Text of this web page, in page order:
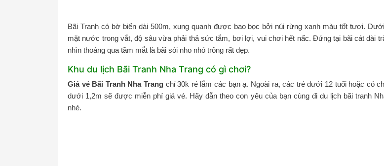
Bãi Tranh có bờ biển dài 500m, xung quanh được bao bọc bởi núi rừng xanh màu tốt tươi.
mặt nước trong vắt, độ sâu vừa phải thả sức tắm, bơi lợi, vui chơi hết nấc. Đứng tại bãi cát dài
nhìn thoáng qua tầm mắt là bãi sỏi nho nhỏ trông rất đẹp.
Khu du lịch Bãi Tranh Nha Trang có gì chơi?
Giá vé Bãi Tranh Nha Trang chỉ 30k rẻ lắm các bạn ạ. Ngoài ra, các trẻ dưới 12 tuổi hoặc có
dưới 1,2m sẽ được miễn phí giá vé. Hãy dẫn theo con yêu của bạn cùng đi du lịch bãi tranh
nhé.